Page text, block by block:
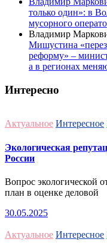
только один»: в
мусорного
Владимир
Мишустина
реформу» –
а в регионах
Интересно
Актуальное Интересное
Экологическая
России
Вопрос экологической
план в оценке деловой
30.05.2025
Актуальное Интересное